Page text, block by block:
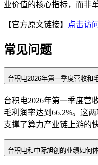
业价值的核心指标，而非
【官方原文链接】 点击访
常见问题
台积电2026年第一季度营收和
台积电2026年第一季度营
毛利润率达到66.2%。这
支撑了算力产业链上游的
台积电和中际旭创的业绩如何